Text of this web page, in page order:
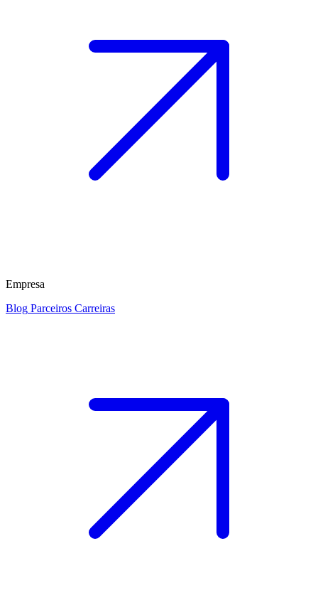
Empresa
Blog Parceiros Carreiras